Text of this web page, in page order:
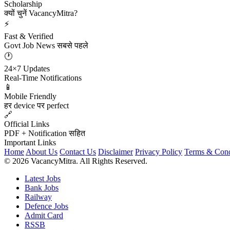
Scholarship
क्यों चुनें VacancyMitra?
⚡
Fast & Verified
Govt Job News सबसे पहले
🕐
24×7 Updates
Real-Time Notifications
📱
Mobile Friendly
हर device पर perfect
🔗
Official Links
PDF + Notification सहित
Important Links
Home About Us Contact Us Disclaimer Privacy Policy Terms &
© 2026 VacancyMitra. All Rights Reserved.
Latest Jobs
Bank Jobs
Railway
Defence Jobs
Admit Card
RSSB